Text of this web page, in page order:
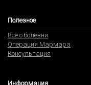
Полезное
Все о болезни
Операция Мармара
Консультация
Информация